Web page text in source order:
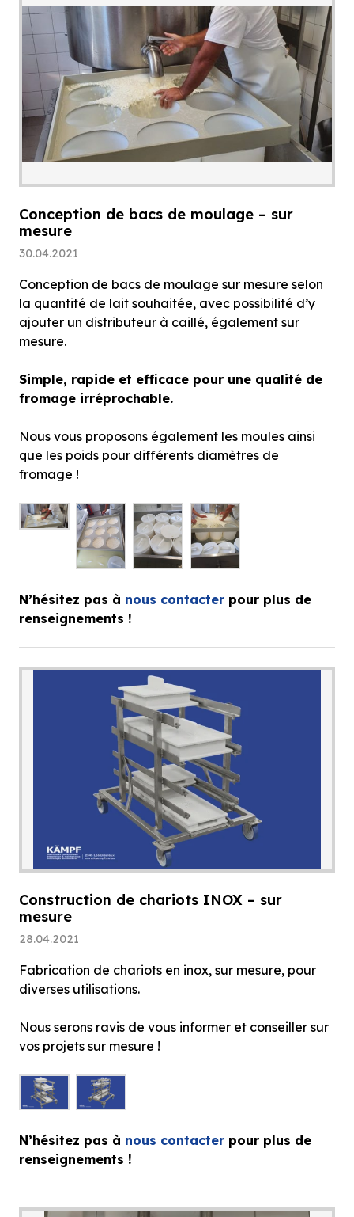
Conception de bacs de moulage – sur
mesure
30.04.2021
Conception de bacs de moulage sur mesure selon
la quantité de lait souhaitée, avec possibilité d’y
ajouter un distributeur à caillé, également sur
mesure.
Simple, rapide et efficace pour une qualité de
fromage irréprochable.
Nous vous proposons également les moules ainsi
que les poids pour différents diamètres de
fromage !
N’hésitez pas à nous contacter pour plus de
renseignements !
Construction de chariots INOX – sur
mesure
28.04.2021
Fabrication de chariots en inox, sur mesure, pour
diverses utilisations.
Nous serons ravis de vous informer et conseiller sur
vos projets sur mesure !
N’hésitez pas à nous contacter pour plus de
renseignements !